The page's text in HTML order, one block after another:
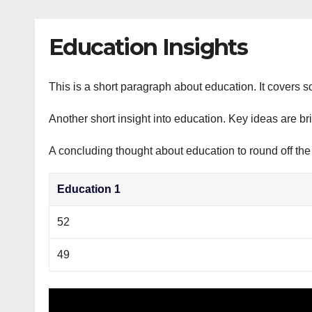
Education Insights
This is a short paragraph about education. It covers
Another short insight into education. Key ideas are
A concluding thought about education to round off
Education 1
52
49